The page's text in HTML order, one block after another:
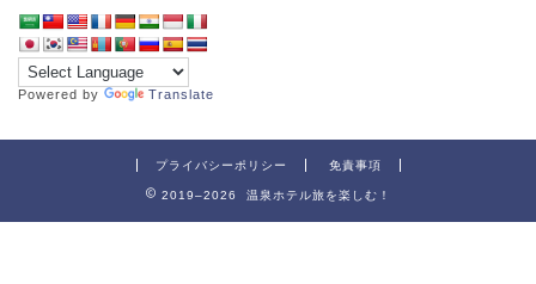
Powered by Translate
プライバシーポリシー 免責事項
2019–2026 温泉ホテル旅を楽しむ！